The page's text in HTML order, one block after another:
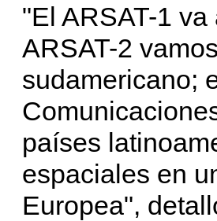
"El ARSAT-1
ARSAT-2
sudamericano;
países
espaciales en
Europea",